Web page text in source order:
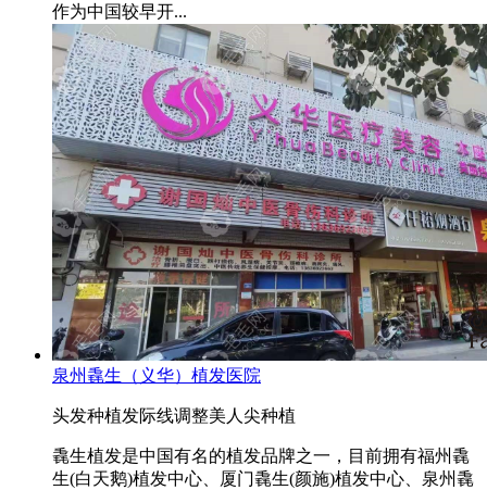
作为中国较早开...
泉州毳生（义华）植发医院
头发种植发际线调整美人尖种植
毳生植发是中国有名的植发品牌之一，目前拥有福州毳
生(白天鹅)植发中心、厦门毳生(颜施)植发中心、泉州毳